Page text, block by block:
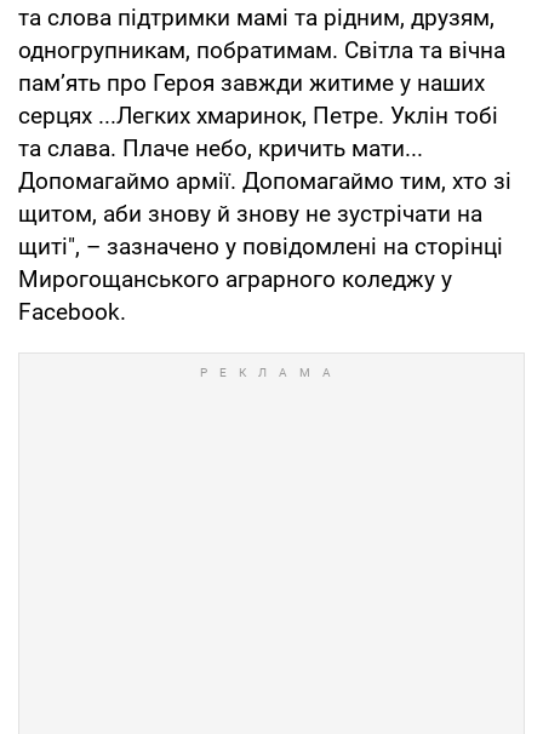
та слова підтримки мамі та рідним, друзям,
одногрупникам, побратимам. Світла та вічна
пам’ять про Героя завжди житиме у наших
серцях ...Легких хмаринок, Петре. Уклін тобі
та слава. Плаче небо, кричить мати...
Допомагаймо армії. Допомагаймо тим, хто зі
щитом, аби знову й знову не зустрічати на
щиті", – зазначено у повідомлені на сторінці
Мирогощанського аграрного коледжу у
Facebook.